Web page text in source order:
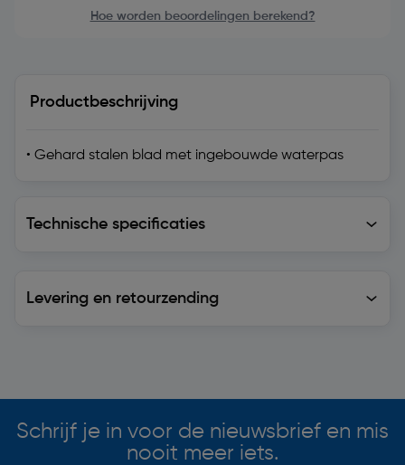
Hoe worden beoordelingen berekend?
Productbeschrijving
• Gehard stalen blad met ingebouwde waterpas
Technische specificaties
Levering en retourzending
Schrijf je in voor de nieuwsbrief en mis
nooit meer iets.